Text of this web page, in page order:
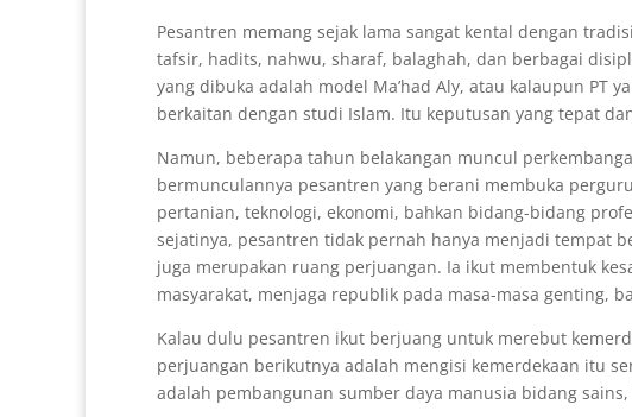
Pesantren memang sejak lama sangat kental dengan
tafsir, hadits, nahwu, sharaf, balaghah, dan berbagai
yang dibuka adalah model Ma’had Aly, atau kalaupun PT
berkaitan dengan studi Islam. Itu keputusan yang tepat
Namun, beberapa tahun belakangan muncul
bermunculannya pesantren yang berani membuka
pertanian, teknologi, ekonomi, bahkan bidang-bidang
sejatinya, pesantren tidak pernah hanya menjadi tempat
juga merupakan ruang perjuangan. Ia ikut membentuk
masyarakat, menjaga republik pada masa-masa genting,
Kalau dulu pesantren ikut berjuang untuk merebut
perjuangan berikutnya adalah mengisi kemerdekaan itu
adalah pembangunan sumber daya manusia bidang